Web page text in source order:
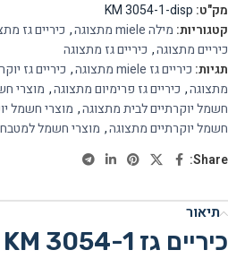
מק"ט: KM 3054-1-disp
קטגוריות: מילה miele מתצוגה , כיריים גז
כיריים מתצוגה, כיריים גז מתצוגה
תגיות: כיריים גז miele מתצוגה , כיריים גז
מתצוגה, כיריים גז פרימיום מתצוגה, מוצרי
חשמל יוקרתיים לבית מתצוגה, מוצרי חשמל
חשמל יוקרתיים מתצוגה, מוצרי חשמל למטבח
Share:
תיאור
כיריים גז Miele KM 3054-1 מילה